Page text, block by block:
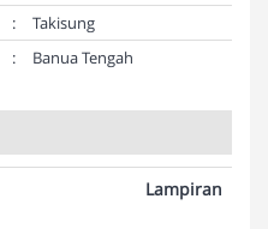
:
Takisung
: Banua Tengah
Lampiran